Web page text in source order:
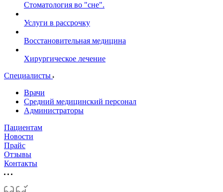
Стоматология во "сне".
Услуги в рассрочку
Восстановительная медицина
Хирургическое лечение
Специалисты
Врачи
Средний медицинский персонал
Администраторы
Пациентам
Новости
Прайс
Отзывы
Контакты